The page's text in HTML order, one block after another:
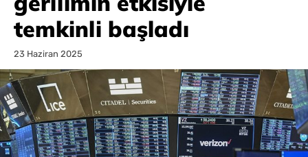
temkinli başladı
23 Haziran 2025